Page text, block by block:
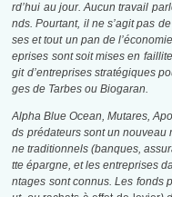
rd’hui au jour. Aucun travail
nds. Pourtant, il ne s’agit pas
ses et tout un pan de
eprises sont soit mises en
git d’entreprises stratégiques
ges de Tarbes ou Biogaran.
Alpha Blue Ocean, Mutares,
ds prédateurs sont un nouveau
ne traditionnels (banques,
tte épargne, et les entreprises
ntages sont connus. Les fonds